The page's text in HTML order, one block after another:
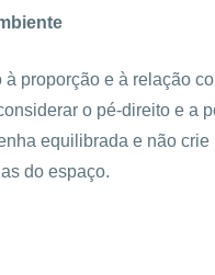
proporção e à relação
o pé-direito e a
equilibrada e não
do espaço.